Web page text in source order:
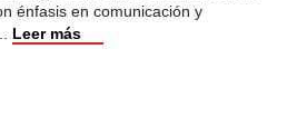
énfasis en comunicación y
Leer más